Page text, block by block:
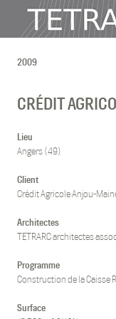
Actualité
Agence
Publications
Contact
Tous
Habitat
Culture
Activité
Enseignement
2009
CRÉDIT
Lieu
Angers (49)
Client
Crédit Agricole Anjou-
Architectes
TETRARC architectes
Programme
Construction de la Caisse
Surface